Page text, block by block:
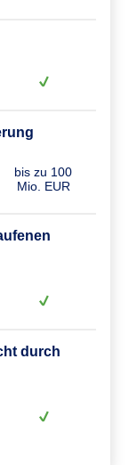
bis zu 100
Mio. EUR
durch